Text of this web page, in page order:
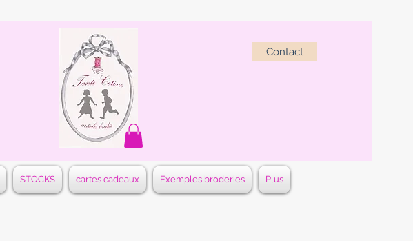
Contact
STOCKS cartes cadeaux Exemples broderies Plus